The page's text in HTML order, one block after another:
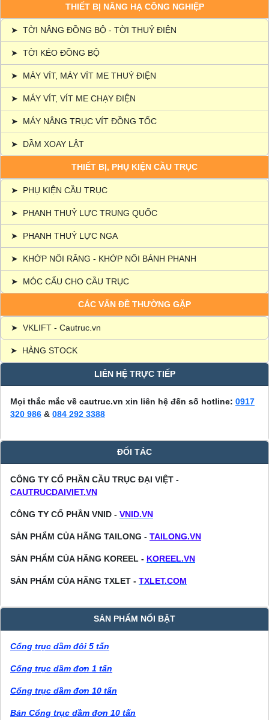
THIẾT BỊ NÂNG HẠ CÔNG NGHIỆP
➤ TỜI NÂNG ĐỒNG BỘ - TỜI THUỶ ĐIỆN
➤ TỜI KÉO ĐỒNG BỘ
➤ MÁY VÍT, MÁY VÍT ME THUỶ ĐIỆN
➤ MÁY VÍT, VÍT ME CHẠY ĐIỆN
➤ MÁY NÂNG TRỤC VÍT ĐỒNG TỐC
➤ DẦM XOAY LẬT
THIẾT BỊ, PHỤ KIỆN CẦU TRỤC
➤ PHỤ KIỆN CẦU TRỤC
➤ PHANH THUỶ LỰC TRUNG QUỐC
➤ PHANH THUỶ LỰC NGA
➤ KHỚP NỐI RĂNG - KHỚP NỐI BÁNH PHANH
➤ MÓC CẨU CHO CẦU TRỤC
CÁC VẤN ĐỀ THƯỜNG GẶP
➤ VKLIFT - Cautruc.vn
➤ HÀNG STOCK
LIÊN HỆ TRỰC TIẾP
Mọi thắc mắc về cautruc.vn xin liên hệ đến số hotline: 0917
320 986 & 084 292 3388
ĐỐI TÁC
CÔNG TY CỔ PHẦN CẦU TRỤC ĐẠI VIỆT -
CAUTRUCDAIVIET.VN
CÔNG TY CỔ PHẦN VNID - VNID.VN
SẢN PHẨM CỦA HÃNG TAILONG - TAILONG.VN
SẢN PHẨM CỦA HÃNG KOREEL - KOREEL.VN
SẢN PHẨM CỦA HÃNG TXLET - TXLET.COM
SẢN PHẨM NỔI BẬT
Cổng trục dầm đôi 5 tấn
Cổng trục dầm đơn 1 tấn
Cổng trục dầm đơn 10 tấn
Bán Cổng trục dầm đơn 10 tấn